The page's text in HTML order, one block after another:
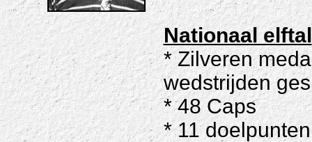
Nationaal elftal
* Zilveren
wedstrijden
* 48 Caps
* 11 doelpunten